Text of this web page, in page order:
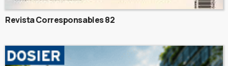
Revista Corresponsables 82